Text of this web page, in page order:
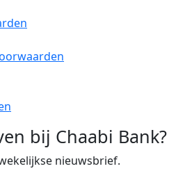
bij Chaabi Bank?
nieuwsbrief.